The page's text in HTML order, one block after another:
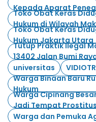
Kepada Aparat
Toko Obat Keras
Hukum di Wilayah
Toko Obat Keras
Hukum Jakarta Utara
Tutup Praktik Ilegal
13402 Jalan Bumi
universitas
Warga Binaan Baru
Hukum
Warga Cipinang
Jadi Tempat
Warga dan Pemuka